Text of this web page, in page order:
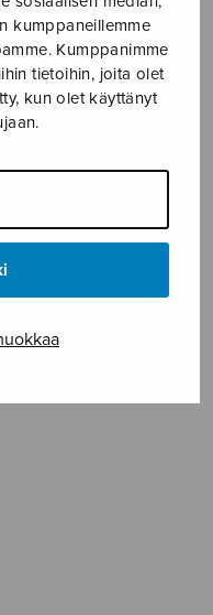
kumppaneillemme
Kumppanimme
tietoihin, joita olet
kun olet käyttänyt